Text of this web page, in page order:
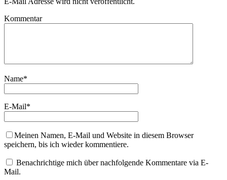
Kommentar
Name*
E-Mail*
Meinen Namen, E-Mail und Website in diesem Browser
speichern, bis ich wieder kommentiere.
Benachrichtige mich über nachfolgende Kommentare via E-
Mail.